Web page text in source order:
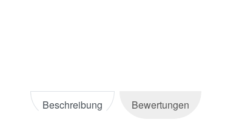
Beschreibung Bewertungen